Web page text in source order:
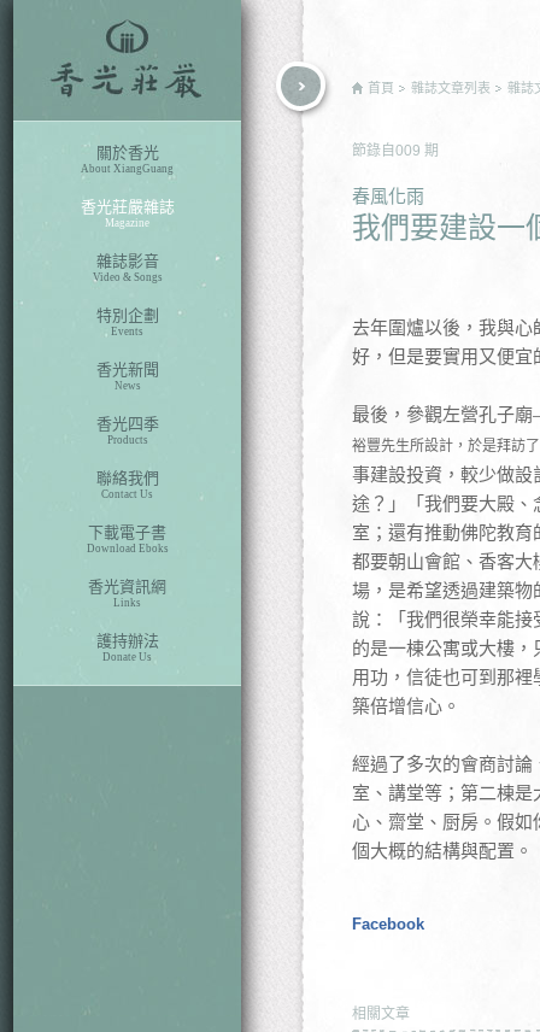
關於香光
About XiangGuang
香光莊嚴雜誌
Magazine
雜誌影音
Video & Songs
特別企劃
Events
香光新聞
News
香光四季
Products
聯絡我們
Contact Us
下載電子書
Download Eboks
香光資訊網
Links
護持辦法
Donate Us
首頁 雜誌文章列表 雜誌
節錄自 009 期
春風化雨
我們要建設一
去年圍爐以後，我與
好，但是要實用又便
最後，參觀左營孔子廟
裕豐先生所設計，於是拜訪
事建設投資，較少做
途？」「我們要大殿
室；還有推動佛陀教
都要朝山會館、香客
場，是希望透過建築
說：「我們很榮幸能
的是一棟公寓或大樓
用功，信徒也可到那
築倍增信心。
經過了多次的會商討
室、講堂等；第二棟
心、齋堂、厨房。假
個大概的結構與配置。
Facebook
相關文章